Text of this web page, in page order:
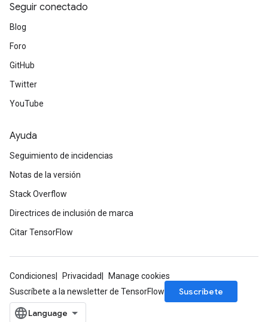
Seguir conectado
Blog
Foro
GitHub
Twitter
YouTube
Ayuda
Seguimiento de incidencias
Notas de la versión
Stack Overflow
Directrices de inclusión de marca
Citar TensorFlow
Condiciones Privacidad
Manage cookies
Suscríbete a la newsletter de TensorFlow
Suscríbete